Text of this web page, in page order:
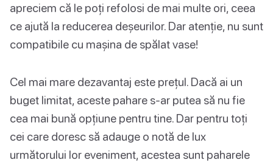
apreciem că le poți refolosi de mai multe ori, ceea
ce ajută la reducerea deșeurilor. Dar atenție, nu sunt
compatibile cu mașina de spălat vase!
Cel mai mare dezavantaj este prețul. Dacă ai un
buget limitat, aceste pahare s-ar putea să nu fie
cea mai bună opțiune pentru tine. Dar pentru toți
cei care doresc să adauge o notă de lux
următorului lor eveniment, acestea sunt paharele